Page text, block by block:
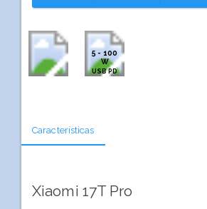
5 - 100
W
USB PD
Características
Xiaomi 17T Pro